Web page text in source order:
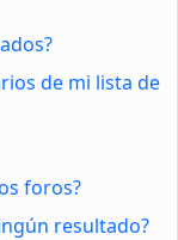
de mi lista de
foros?
resultado?